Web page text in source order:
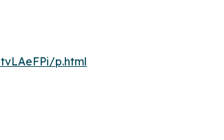
p.html